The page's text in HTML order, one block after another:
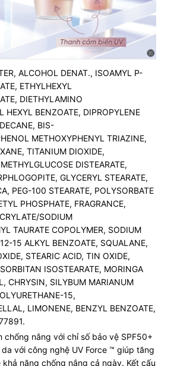
ALCOHOL DENAT., ISOAMYL P-
ETHYLHEXYL
DIETHYLAMINO
HEXYL BENZOATE, DIPROPYLENE
BIS-
METHOXYPHENYL TRIAZINE,
TITANIUM DIOXIDE,
DISTEARATE,
GLYCERYL STEARATE,
PEG-100 STEARATE, POLYSORBATE
PHOSPHATE, FRAGRANCE,
SODIUM
TAURATE COPOLYMER, SODIUM
15 ALKYL BENZOATE, SQUALANE,
STEARIC ACID, TIN OXIDE,
ISOSTEARATE, MORINGA
CHRYSIN, SILYBUM MARIANUM
15,
LIMONENE, BENZYL BENZOATE,
chống nắng với chỉ số bảo vệ SPF50+
với công nghệ UV Force ™ giúp tăng
năng chống nắng cả ngày. Kết cấu